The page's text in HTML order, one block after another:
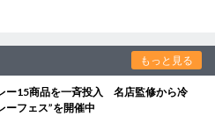
もっと見る
ー15商品を一斉投入 名店監修から冷
ーフェス”を開催中